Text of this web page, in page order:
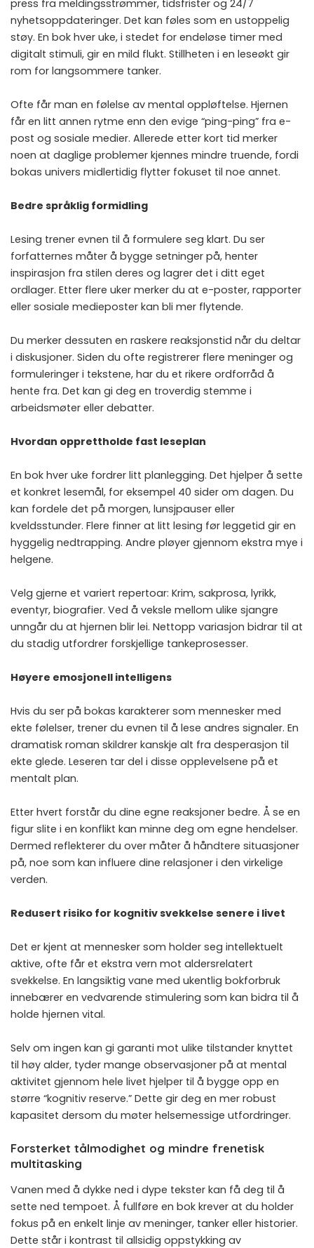
press fra meldingsstrømmer, tidsfrister og 24/7
nyhetsoppdateringer. Det kan føles som en ustoppelig
støy. En bok hver uke, i stedet for endeløse timer med
digitalt stimuli, gir en mild flukt. Stillheten i en leseøkt gir
rom for langsommere tanker.
Ofte får man en følelse av mental oppløftelse. Hjernen
får en litt annen rytme enn den evige “ping-ping” fra e-
post og sosiale medier. Allerede etter kort tid merker
noen at daglige problemer kjennes mindre truende, fordi
bokas univers midlertidig flytter fokuset til noe annet.
Bedre språklig formidling
Lesing trener evnen til å formulere seg klart. Du ser
forfatternes måter å bygge setninger på, henter
inspirasjon fra stilen deres og lagrer det i ditt eget
ordlager. Etter flere uker merker du at e-poster, rapporter
eller sosiale medieposter kan bli mer flytende.
Du merker dessuten en raskere reaksjonstid når du deltar
i diskusjoner. Siden du ofte registrerer flere meninger og
formuleringer i tekstene, har du et rikere ordforråd å
hente fra. Det kan gi deg en troverdig stemme i
arbeidsmøter eller debatter.
Hvordan opprettholde fast leseplan
En bok hver uke fordrer litt planlegging. Det hjelper å sette
et konkret lesemål, for eksempel 40 sider om dagen. Du
kan fordele det på morgen, lunsjpauser eller
kveldsstunder. Flere finner at litt lesing før leggetid gir en
hyggelig nedtrapping. Andre pløyer gjennom ekstra mye i
helgene.
Velg gjerne et variert repertoar: Krim, sakprosa, lyrikk,
eventyr, biografier. Ved å veksle mellom ulike sjangre
unngår du at hjernen blir lei. Nettopp variasjon bidrar til at
du stadig utfordrer forskjellige tankeprosesser.
Høyere emosjonell intelligens
Hvis du ser på bokas karakterer som mennesker med
ekte følelser, trener du evnen til å lese andres signaler. En
dramatisk roman skildrer kanskje alt fra desperasjon til
ekte glede. Leseren tar del i disse opplevelsene på et
mentalt plan.
Etter hvert forstår du dine egne reaksjoner bedre. Å se en
figur slite i en konflikt kan minne deg om egne hendelser.
Dermed reflekterer du over måter å håndtere situasjoner
på, noe som kan influere dine relasjoner i den virkelige
verden.
Redusert risiko for kognitiv svekkelse senere i livet
Det er kjent at mennesker som holder seg intellektuelt
aktive, ofte får et ekstra vern mot aldersrelatert
svekkelse. En langsiktig vane med ukentlig bokforbruk
innebærer en vedvarende stimulering som kan bidra til å
holde hjernen vital.
Selv om ingen kan gi garanti mot ulike tilstander knyttet
til høy alder, tyder mange observasjoner på at mental
aktivitet gjennom hele livet hjelper til å bygge opp en
større “kognitiv reserve.” Dette gir deg en mer robust
kapasitet dersom du møter helsemessige utfordringer.
Forsterket tålmodighet og mindre frenetisk
multitasking
Vanen med å dykke ned i dype tekster kan få deg til å
sette ned tempoet. Å fullføre en bok krever at du holder
fokus på en enkelt linje av meninger, tanker eller historier.
Dette står i kontrast til allsidig oppstykking av